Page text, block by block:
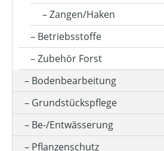
MOTORLEISTUNG (IN KW)
MOTORTYP
NENNSPANNUNG (IN V)
SCHALLDRUCKPEGEL AM OHR
Zangen/Haken
Betriebsstoffe
Zubehör Forst
Bodenbearbeitung
Grundstückspflege
Be-/Entwässerung
Pflanzenschutz